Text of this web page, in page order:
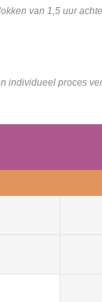
van 1,5 uur
individueel proces